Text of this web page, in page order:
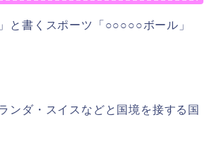
と書くスポーツ「○○○○○ボール」
ンダ・スイスなどと国境を接する国